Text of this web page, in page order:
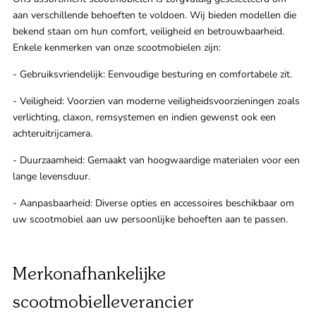
aan verschillende behoeften te voldoen. Wij bieden modellen die
bekend staan om hun comfort, veiligheid en betrouwbaarheid.
Enkele kenmerken van onze scootmobielen zijn:
- Gebruiksvriendelijk: Eenvoudige besturing en comfortabele zit.
- Veiligheid: Voorzien van moderne veiligheidsvoorzieningen zoals
verlichting, claxon, remsystemen en indien gewenst ook een
achteruitrijcamera.
- Duurzaamheid: Gemaakt van hoogwaardige materialen voor een
lange levensduur.
- Aanpasbaarheid: Diverse opties en accessoires beschikbaar om
uw scootmobiel aan uw persoonlijke behoeften aan te passen.
Merkonafhankelijke
scootmobielleverancier